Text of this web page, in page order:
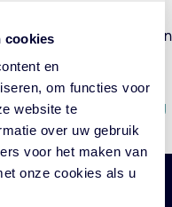
cookies
en
om functies voor
website te
over uw gebruik
voor het maken van
onze cookies als u
van aanpassingen in
waarin deze fondsen
naar de
Toelichting